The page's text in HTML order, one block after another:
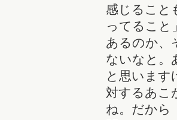
感じること
ってること
あるのか、
ないなと。
と思います
対するあこ
ね。だから